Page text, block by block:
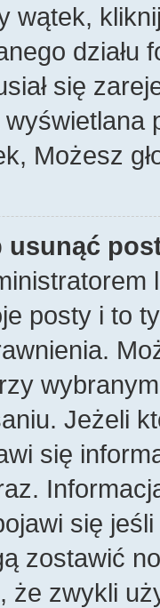
wątek,
działu
się
Możesz
usunąć
posty i to
Jeżeli
się
się
zostawić
że zwykli